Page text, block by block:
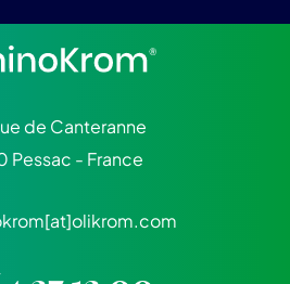
de Canteranne
Pessac - France